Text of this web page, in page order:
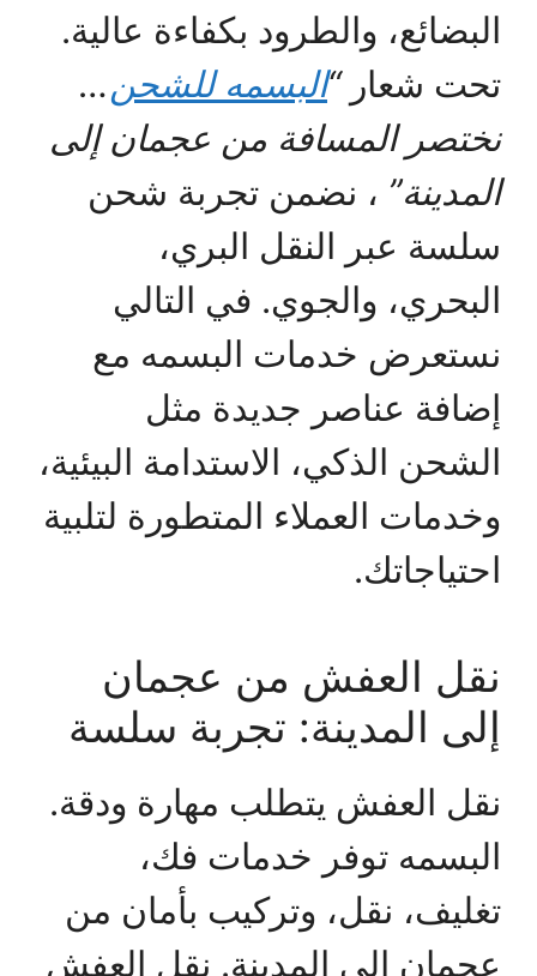
البضائع، والطرود بكفاءة عالية.
تحت شعار“البسمه للشحن…
نختصر المسافة من عجمان إلى
المدينة” ، نضمن تجربة شحن
سلسة عبر النقل البري،
البحري، والجوي. في التالي
نستعرض خدمات البسمه مع
إضافة عناصر جديدة مثل
الشحن الذكي، الاستدامة البيئية،
وخدمات العملاء المتطورة لتلبية
احتياجاتك.
نقل العفش من عجمان
إلى المدينة: تجربة سلسة
نقل العفش يتطلب مهارة ودقة.
البسمه توفر خدمات فك،
تغليف، نقل، وتركيب بأمان من
عجمان إلى المدينة. نقل العفش